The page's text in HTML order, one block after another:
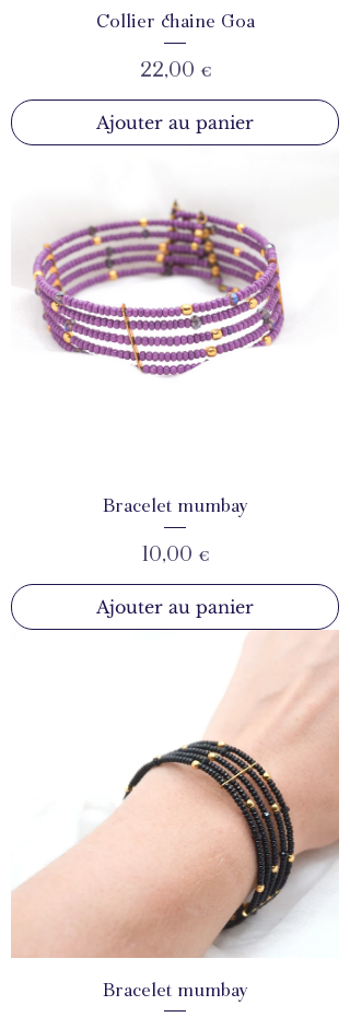
Collier chaine Goa
Prix
22,00 €
Ajouter au panier
Bracelet mumbay
Prix
10,00 €
Ajouter au panier
Bracelet mumbay